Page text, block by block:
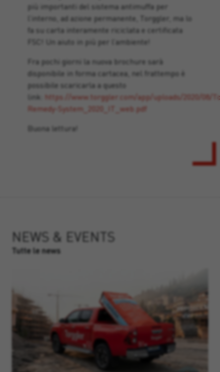
più importanti del sistema antimuffa per
l’interno, ad azione permanente, Torggler, ma lo
fa su carta interamente riciclata e certificata
FSC! Un aiuto in più per l’ambiente!
Fra pochi giorni la nuova brochure sarà
disponibile in forma cartacea, nel frattempo è
possibile scaricarla a questo
link: https://www.torggler.com/app/uploads/2020/08/
Remedy-System_2020_IT_web.pdf
Buona lettura!
NEWS & EVENTS
Tutte le news